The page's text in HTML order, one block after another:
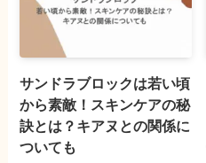
サンドラブロックは若い頃
から素敵！スキンケアの秘
訣とは？キアヌとの関係に
ついても